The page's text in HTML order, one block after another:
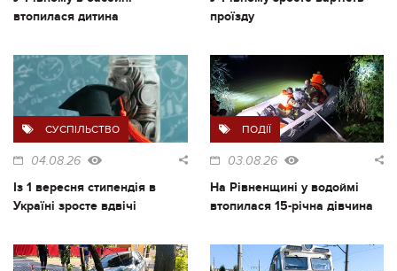
втопилася дитина
проїзду
СУСПІЛЬСТВО
04.08.26
Із 1 вересня стипендія в
Україні зросте вдвічі
ПОДІЇ
03.08.26
На Рівненщині у водоймі
втопилася 15-річна дівчина